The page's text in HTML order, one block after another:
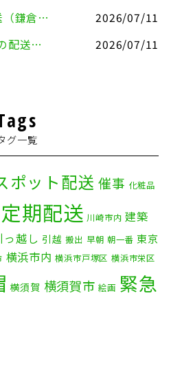
2026年7月10日定期配送（鎌倉市⇔大田区）
2026/07/11
2026年7月9日電機部材の配送（横浜市戸塚区⇒品川区）
2026/07/11
グ一覧
ポット配送 催事 化粧品
定期配送 川崎市内 建築
っ越し 引越 搬出 早朝 朝一番 東京
横浜市内 横浜市戸塚区 横浜市栄区
横須賀 横須賀市 絵画 緊急